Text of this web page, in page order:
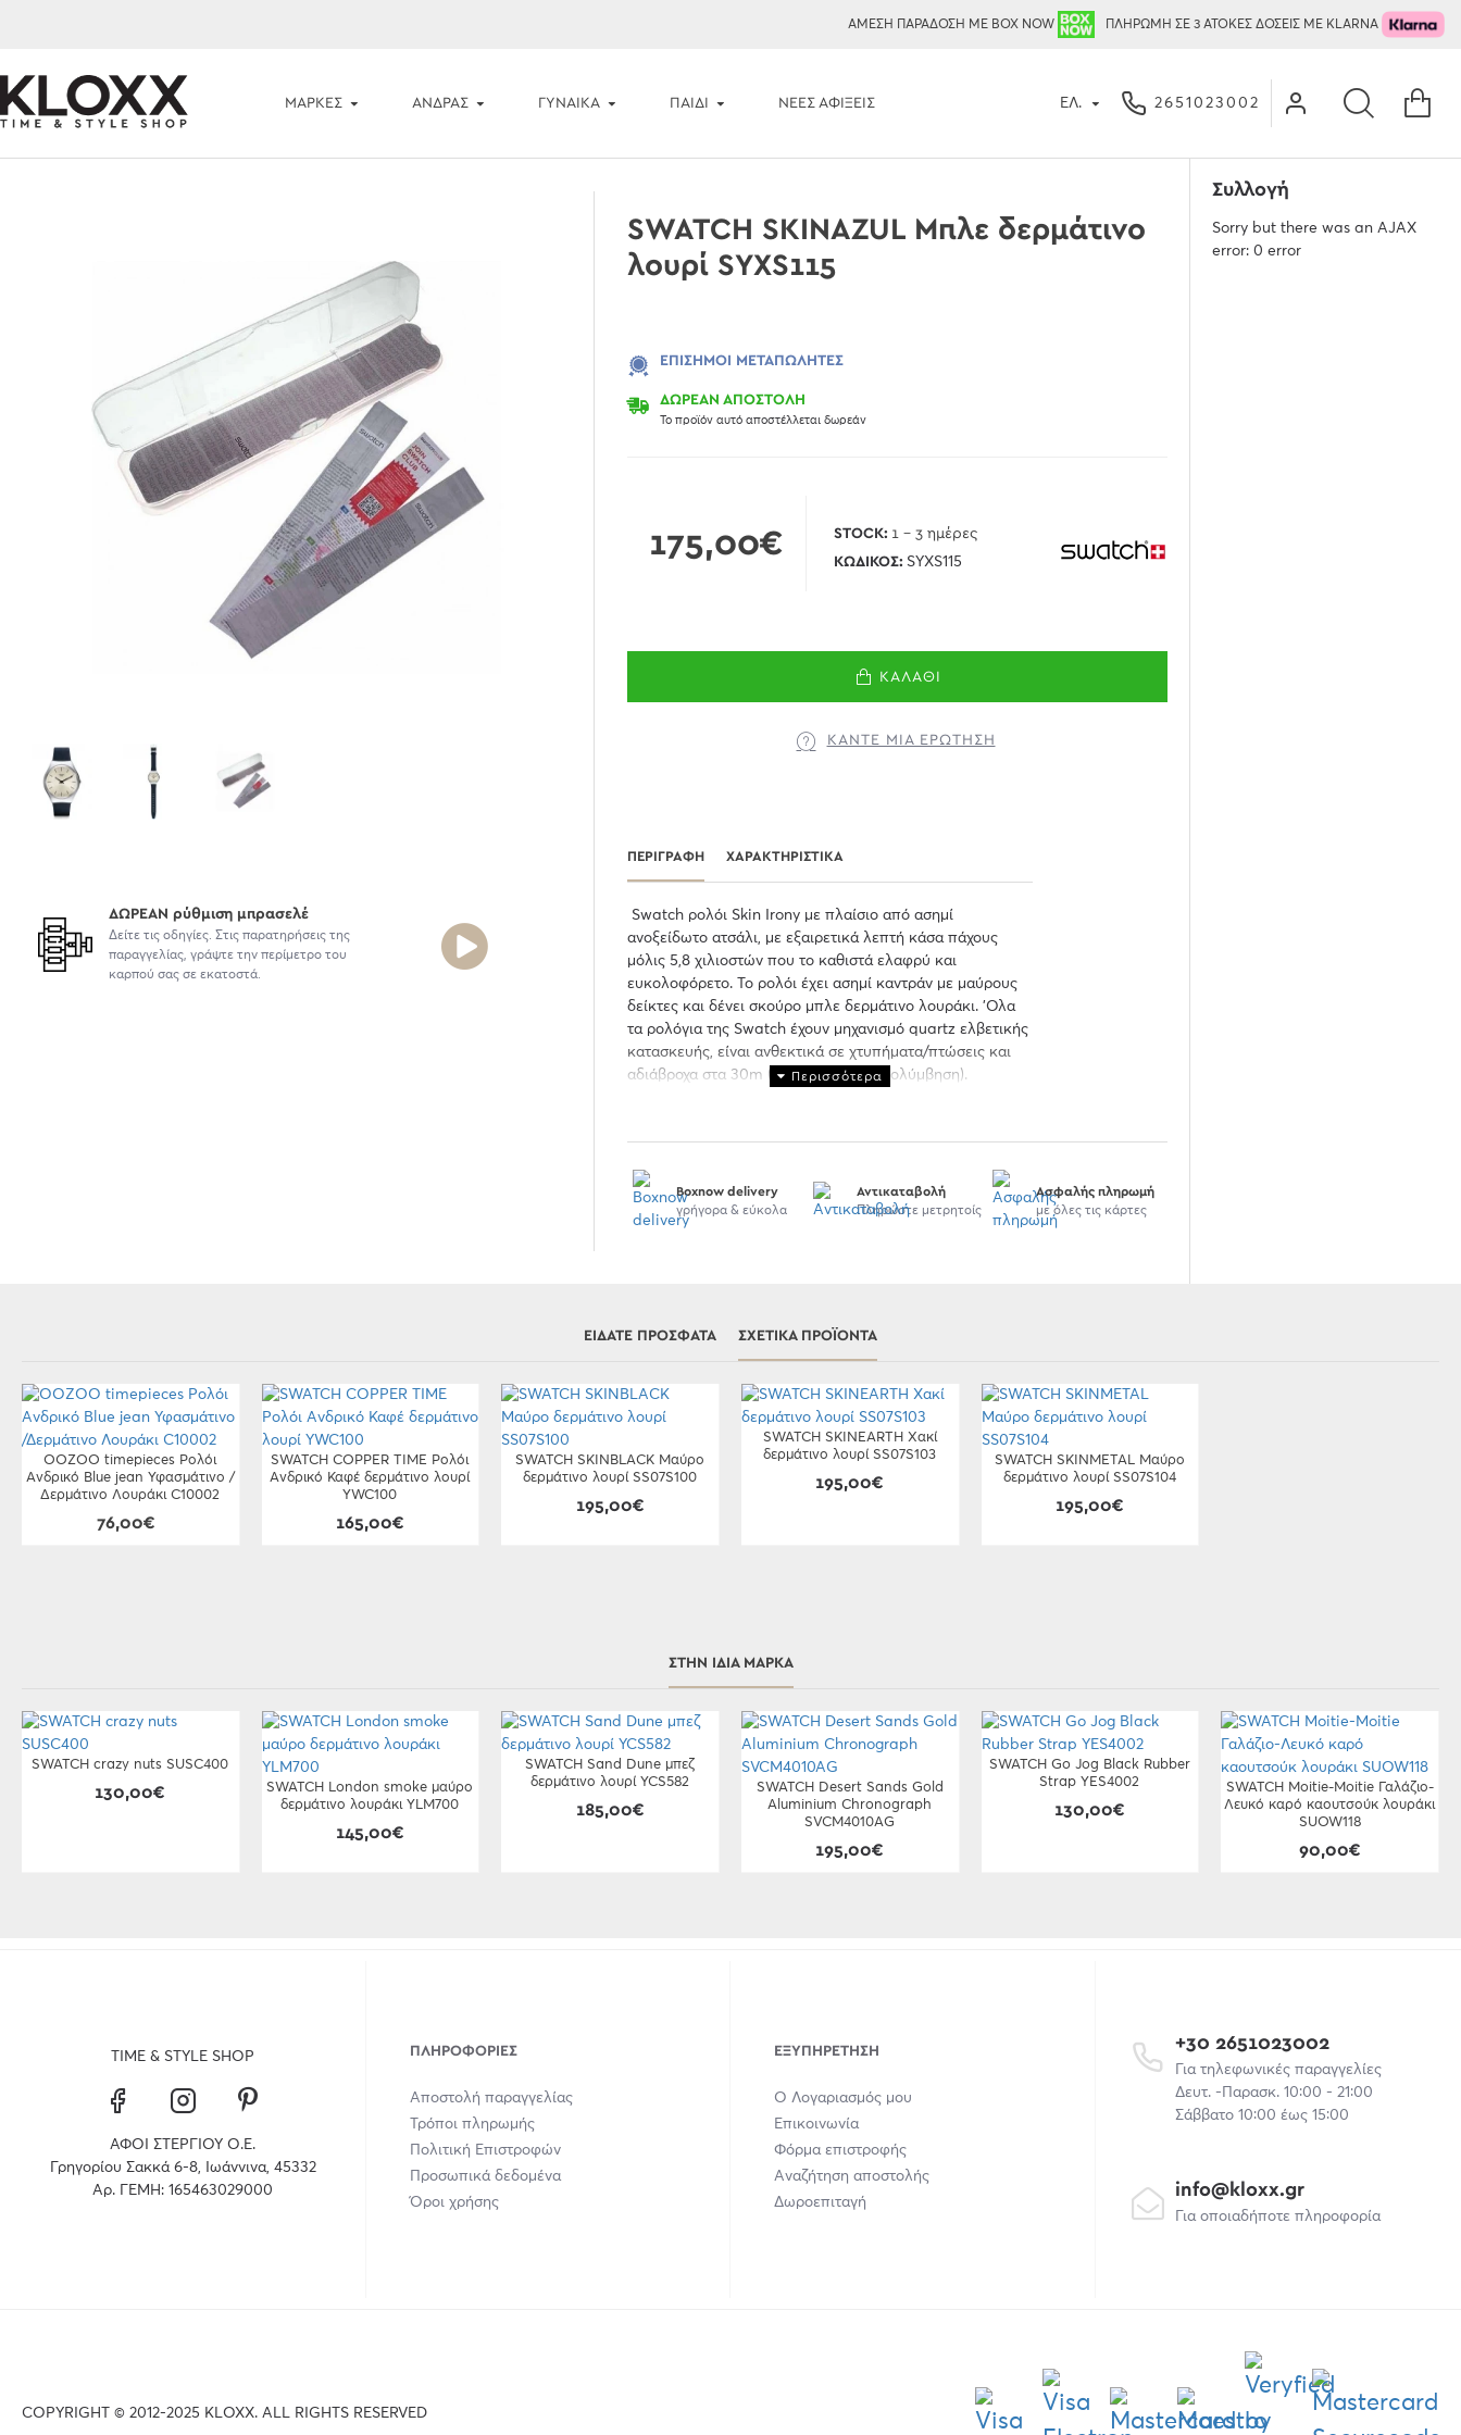
ΑΜΕΣΗ ΠΑΡΑΔΟΣΗ ΜΕ BOX NOW ΠΛΗΡΩΜΗ ΣΕ 3 ΑΤΟΚΕΣ ΔΟΣΕΙΣ ΜΕ KLARNA
ΜΆΡΚΕΣ ΑΝΔΡΑΣ ΓΥΝΑΙΚΑ ΠΑΙΔΙ ΝΈΕΣ ΑΦΊΞΕΙΣ ΕΛ. 2651023002
ΔΩΡΕΑΝ ρύθμιση μπρασελέ
Δείτε τις οδηγίες. Στις παρατηρήσεις της
παραγγελίας, γράψτε την περίμετρο του
καρπού σας σε εκατοστά.
SWATCH SKINAZUL Μπλε δερμάτινο
λουρί SYXS115
ΔΩΡΕΑΝ ΑΠΟΣΤΟΛΗ
Το προϊόν αυτό αποστέλλεται δωρεάν
ΕΠΊΣΗΜΟΙ ΜΕΤΑΠΩΛΗΤΈΣ
175,00€ STOCK: 1 - 3 ημέρες
ΚΩΔΙΚΌΣ: SYXS115
ΚΑΛΆΘΙ
ΚΆΝΤΕ ΜΊΑ ΕΡΏΤΗΣΗ
ΠΕΡΙΓΡΑΦΉ ΧΑΡΑΚΤΗΡΙΣΤΙΚΆ
Swatch ρολόι Skin Irony με πλαίσιο από ασημί
ανοξείδωτο ατσάλι, με εξαιρετικά λεπτή κάσα πάχους
μόλις 5,8 χιλιοστών που το καθιστά ελαφρύ και
ευκολοφόρετο. Το ρολόι έχει ασημί καντράν με μαύρους
δείκτες και δένει σκούρο μπλε δερμάτινο λουράκι. 'Ολα
τα ρολόγια της Swatch έχουν μηχανισμό quartz ελβετικής
κατασκευής, είναι ανθεκτικά σε χτυπήματα/πτώσεις και
αδιάβροχα στα 30m ( κατάλληλο για κολύμβηση).
Boxnow delivery
γρήγορα & εύκολα
Αντικαταβολή
Πληρώστε μετρητοίς
Ασφαλής πληρωμή
με όλες τις κάρτες
Συλλογή
Sorry but there was an AJAX
error: 0 error
ΕΊΔΑΤΕ ΠΡΌΣΦΑΤΑ ΣΧΕΤΙΚΆ ΠΡΟΪΌΝΤΑ
OOZOO timepieces Ρολόι
Ανδρικό Blue jean Υφασμάτινο /
Δερμάτινο Λουράκι C10002
76,00€
SWATCH COPPER TIME Ρολόι
Ανδρικό Καφέ δερμάτινο λουρί
YWC100
165,00€
SWATCH SKINBLACK Μαύρο
δερμάτινο λουρί SS07S100
195,00€
SWATCH SKINEARTH Χακί
δερμάτινο λουρί SS07S103
195,00€
SWATCH SKINMETAL Μαύρο
δερμάτινο λουρί SS07S104
195,00€
ΣΤΗΝ ΊΔΙΑ ΜΆΡΚΑ
SWATCH crazy nuts SUSC400
130,00€
SWATCH London smoke μαύρο
δερμάτινο λουράκι YLM700
145,00€
SWATCH Sand Dune μπεζ
δερμάτινο λουρί YCS582
185,00€
SWATCH Desert Sands Gold
Aluminium Chronograph
SVCM4010AG
195,00€
SWATCH Go Jog Black Rubber
Strap YES4002
130,00€
SWATCH Moitie-Moitie Γαλάζιο-
Λευκό καρό καουτσούκ λουράκι
SUOW118
90,00€
TIME & STYLE SHOP
ΑΦΟΙ ΣΤΕΡΓΙΟΥ Ο.Ε.
Γρηγορίου Σακκά 6-8, Ιωάννινα, 45332
Αρ. ΓΕΜΗ: 165463029000
ΠΛΗΡΟΦΟΡΊΕΣ
Αποστολή παραγγελίας
Τρόποι πληρωμής
Πολιτική Επιστροφών
Προσωπικά δεδομένα
Όροι χρήσης
ΕΞΥΠΗΡΈΤΗΣΗ
Ο Λογαριασμός μου
Επικοινωνία
Φόρμα επιστροφής
Αναζήτηση αποστολής
Δωροεπιταγή
+30 2651023002
Για τηλεφωνικές παραγγελίες
Δευτ. -Παρασκ. 10:00 - 21:00
Σάββατο 10:00 έως 15:00
info@kloxx.gr
Για οποιαδήποτε πληροφορία
COPYRIGHT © 2012-2025 KLOXX. ALL RIGHTS RESERVED